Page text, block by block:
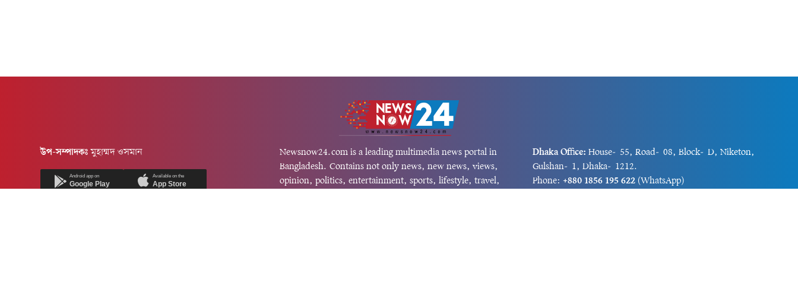
উপ-সম্পাদকঃমুহাম্মদ ওসমান
Android app on
Google Play
Available on the
App Store
Newsnow24.com is a leading multimedia news portal in
Bangladesh. Contains not only news, new news, views,
opinion, politics, entertainment, sports, lifestyle, travel,
Dhaka Office: House-55, Road-08, Block-D, Niketon,
Gulshan-1, Dhaka-1212.
Phone: +880 1856 195 622 (WhatsApp)